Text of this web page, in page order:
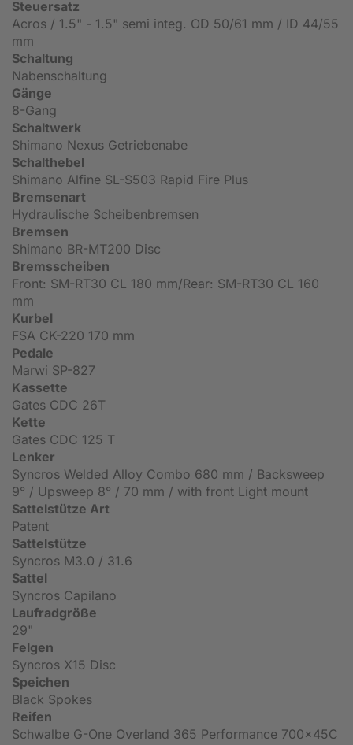
Steuersatz
Acros / 1.5" - 1.5" semi integ. OD 50/61 mm / ID 44/55
mm
Schaltung
Nabenschaltung
Gänge
8-Gang
Schaltwerk
Shimano Nexus Getriebenabe
Schalthebel
Shimano Alfine SL-S503 Rapid Fire Plus
Bremsenart
Hydraulische Scheibenbremsen
Bremsen
Shimano BR-MT200 Disc
Bremsscheiben
Front: SM-RT30 CL 180 mm/Rear: SM-RT30 CL 160
mm
Kurbel
FSA CK-220 170 mm
Pedale
Marwi SP-827
Kassette
Gates CDC 26T
Kette
Gates CDC 125 T
Lenker
Syncros Welded Alloy Combo 680 mm / Backsweep
9° / Upsweep 8° / 70 mm / with front Light mount
Sattelstütze Art
Patent
Sattelstütze
Syncros M3.0 / 31.6
Sattel
Syncros Capilano
Laufradgröße
29"
Felgen
Syncros X15 Disc
Speichen
Black Spokes
Reifen
Schwalbe G-One Overland 365 Performance 700x45C